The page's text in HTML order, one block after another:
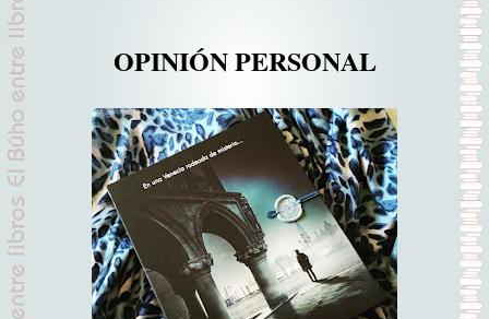
OPINIÓN PERSONAL